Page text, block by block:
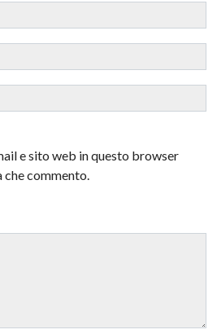
e sito web in questo browser
commento.